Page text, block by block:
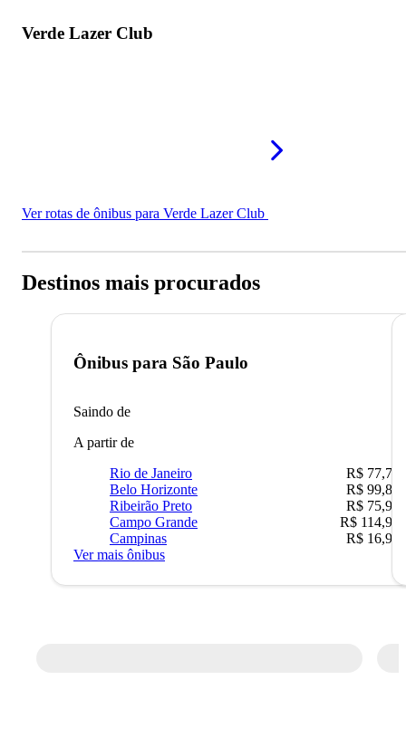
Verde Lazer Club
Ver rotas de ônibus para Verde Lazer Club
Destinos mais procurados
Ônibus para São Paulo
Saindo de
A partir de
Rio de Janeiro
R$ 77,70
Belo Horizonte
R$ 99,89
Ribeirão Preto
R$ 75,90
Campo Grande
R$ 114,90
Campinas
R$ 16,90
Ver mais ônibus